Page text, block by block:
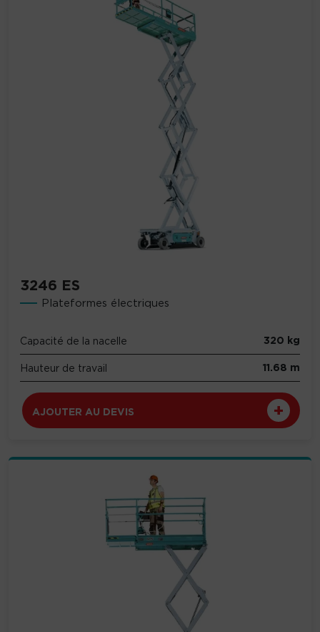
3246 ES
Plateformes électriques
Capacité de la nacelle 320 kg
Hauteur de travail 11.68 m
AJOUTER AU DEVIS